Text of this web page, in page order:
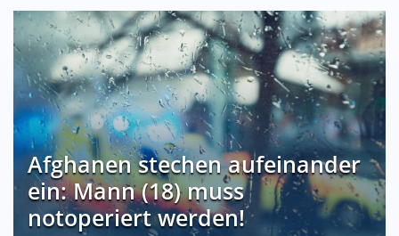
Afghanen stechen aufeinander
ein: Mann (18) muss
notoperiert werden!